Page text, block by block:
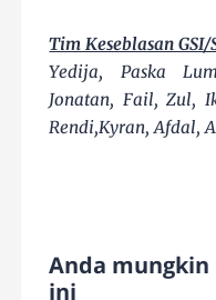
Tim Keseblasan GSI/
Yedija, Paska
Jonatan, Fail, Zul,
Rendi,Kyran, Afdal,
Anda
ini